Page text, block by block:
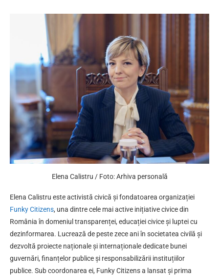
Elena Calistru / Foto: Arhiva personală
Elena Calistru este activistă civică și fondatoarea organizației
Funky Citizens, una dintre cele mai active inițiative civice din
România în domeniul transparenței, educației civice și luptei cu
dezinformarea. Lucrează de peste zece ani în societatea civilă și
dezvoltă proiecte naționale și internaționale dedicate bunei
guvernări, finanțelor publice și responsabilizării instituțiilor
publice. Sub coordonarea ei, Funky Citizens a lansat și prima